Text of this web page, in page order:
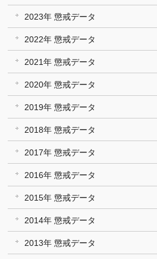
2023年 懲戒データ
2022年 懲戒データ
2021年 懲戒データ
2020年 懲戒データ
2019年 懲戒データ
2018年 懲戒データ
2017年 懲戒データ
2016年 懲戒データ
2015年 懲戒データ
2014年 懲戒データ
2013年 懲戒データ